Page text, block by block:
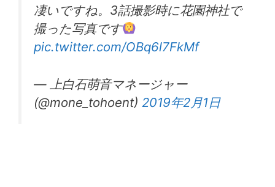
凄いですね。3話撮影時に花園神社で
撮った写真です
pic.twitter.com/OBq6l7FkMf
— 上白石萌音マネージャー
(@mone_tohoent) 2019年2月1日